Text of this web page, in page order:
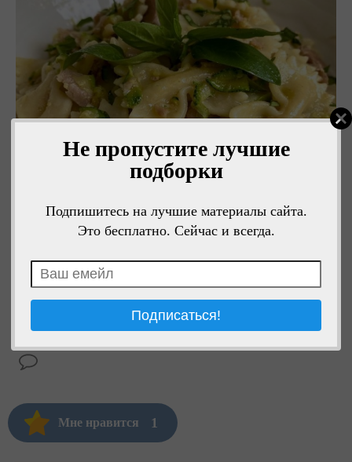
Не пропустите лучшие
подборки
Подпишитесь на лучшие материалы сайта.
Это бесплатно. Сейчас и всегда.
Мне нравится 1